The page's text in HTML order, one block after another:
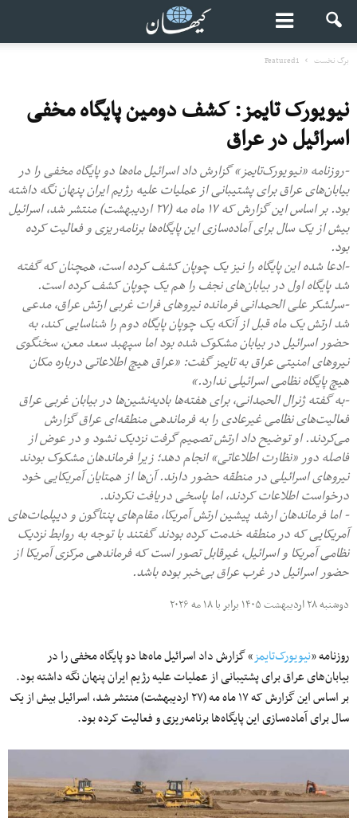
برگ نخست Featured1
نیویورک‌ تایمز: کشف دومین پایگاه مخفی
اسرائیل در عراق
-روزنامه «نیویورک‌تایمز» گزارش داد اسرائیل ماه‌ها دو پایگاه مخفی را در
بیابان‌های عراق برای پشتیبانی از عملیات علیه رژیم ایران پنهان نگه داشته
بود. بر اساس این گزارش که ۱۷ ماه مه (۲۷ اردیبهشت) منتشر شد، اسرائیل
بیش از یک سال برای آماده‌سازی این پایگاه‌ها برنامه‌ریزی و فعالیت کرده
بود.
-ادعا شده این پایگاه را نیز یک چوپان کشف کرده است، همچنان که گفته
شد پایگاه اول در بیابان‌های نجف را هم یک چوپان کشف کرده است.
-سرلشکر علی الحمدانی فرمانده نیروهای فرات غربی ارتش عراق، مدعی
شد ارتش یک ماه قبل از آنکه یک چوپان پایگاه دوم را شناسایی کند، به
حضور اسرائیل در بیابان مشکوک شده بود اما سپهبد سعد معن، سخنگوی
نیروهای امنیتی عراق به تایمز گفت: «عراق هیچ اطلاعاتی درباره مکان
هیچ پایگاه نظامی اسرائیلی ندارد.»
-به گفته ژنرال الحمدانی، برای هفته‌ها بادیه‌نشین‌ها در بیابان غربی عراق
فعالیت‌های نظامی غیرعادی را به فرماندهی منطقه‌ای عراق گزارش
می‌کردند. او توضیح داد ارتش تصمیم گرفت نزدیک نشود و در عوض از
فاصله دور «نظارت اطلاعاتی» انجام دهد؛ زیرا فرماندهان مشکوک بودند
نیروهای اسرائیلی در منطقه حضور دارند. آن‌ها از همتایان آمریکایی خود
درخواست اطلاعات کردند، اما پاسخی دریافت نکردند.
- اما فرماندهان ارشد پیشین ارتش آمریکا، مقام‌های پنتاگون و دیپلمات‌های
آمریکایی که در منطقه خدمت کرده بودند گفتند با توجه به روابط نزدیک
نظامی آمریکا و اسرائیل، غیرقابل تصور است که فرماندهی مرکزی آمریکا از
حضور اسرائیل در غرب عراق بی‌خبر بوده باشد.
دوشنبه ۲۸ اردیبهشت ۱۴۰۵ برابر با ۱۸ مه ۲۰۲۶
روزنامه «نیویورک‌تایمز» گزارش داد اسرائیل ماه‌ها دو پایگاه مخفی را در
بیابان‌های عراق برای پشتیبانی از عملیات علیه رژیم ایران پنهان نگه داشته بود.
بر اساس این گزارش که ۱۷ ماه مه (۲۷ اردیبهشت) منتشر شد، اسرائیل بیش از یک
سال برای آماده‌سازی این پایگاه‌ها برنامه‌ریزی و فعالیت کرده بود.